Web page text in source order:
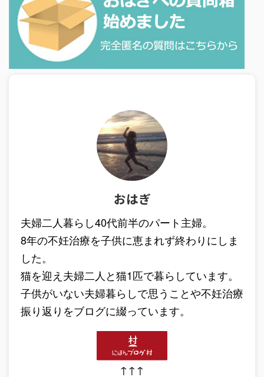
おはぎ
夫婦二人暮らし40代前半のパート主婦。
8年の不妊治療を子供に恵まれず終わりにしま
した。
猫を迎え夫婦二人と猫1匹で暮らしています。
子供がいない夫婦暮らしで思うことや不妊治療
振り返りをブログに綴っています。
↑↑↑